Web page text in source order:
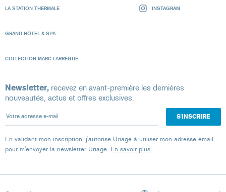
LA STATION THERMALE
GRAND HÔTEL & SPA
COLLECTION MARC LARRÈGUE
INSTAGRAM
Newsletter, recevez en avant-première les dernières
nouveautés, actus et offres exclusives.
Votre adresse e-mail
En validant mon inscription, j'autorise Uriage à utiliser mon adresse email
pour m'envoyer la newsletter Uriage. En savoir plus